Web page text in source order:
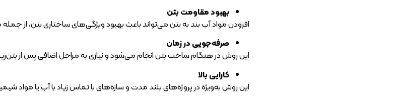
بهبود مقاومت بتن
افزودن مواد آب بند به بتن می‌تواند باعث بهبود ویژگی‌های ساختاری بتن، از
صرفه‌جویی در زمان
این روش در هنگام ساخت بتن انجام می‌شود و نیازی به مراحل اضافی پس از
کارایی بالا
این روش به‌ویژه در پروژه‌های بلند مدت و سازه‌های با تماس زیاد با آب یا مواد